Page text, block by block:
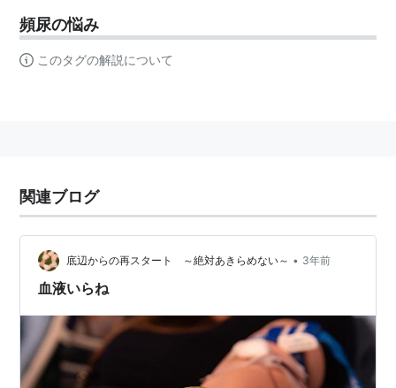
頻尿の悩み
このタグの解説について
関連ブログ
底辺からの再スタート ～絶対あきらめない～ • 3年前
血液いらね